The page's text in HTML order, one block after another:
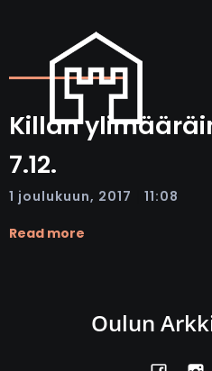
Killan
7.12.
1 joulukuun, 2017 11:08
Read more
Oulun